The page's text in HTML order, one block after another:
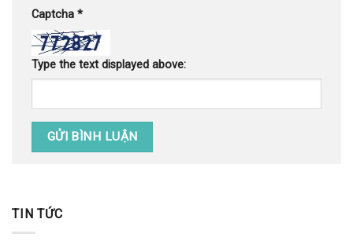
Captcha *
Type the text displayed above:
TIN TỨC